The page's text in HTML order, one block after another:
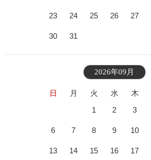
23 24 25 26 27
30 31
2026年09月
日 月 火 水 木
1
2 3
6 7 8 9 10
13 14 15 16 17